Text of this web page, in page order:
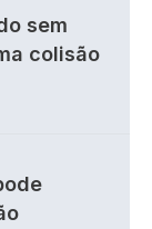
sem
colisão